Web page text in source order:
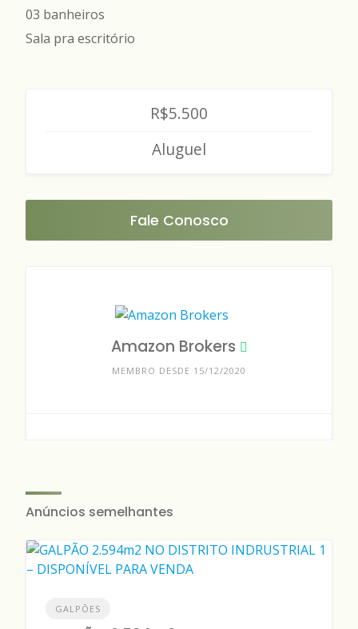
03 banheiros
Sala pra escritório
R$5.500
Aluguel
Fale Conosco
Amazon Brokers
MEMBRO DESDE 15/12/2020
Anúncios semelhantes
GALPÕES